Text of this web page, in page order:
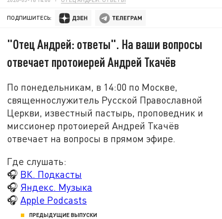
ПОДПИШИТЕСЬ:
"Отец Андрей: ответы". На ваши вопросы
отвечает протоиерей Андрей Ткачёв
По понедельникам, в 14:00 по Москве,
священнослужитель Русской Православной
Церкви, известный пастырь, проповедник и
миссионер протоиерей Андрей Ткачёв
отвечает на вопросы в прямом эфире.
Где слушать:
🎧 ВК. Подкасты
🎧 Яндекс. Музыка
🎧 Apple Podcasts
ПРЕДЫДУЩИЕ ВЫПУСКИ